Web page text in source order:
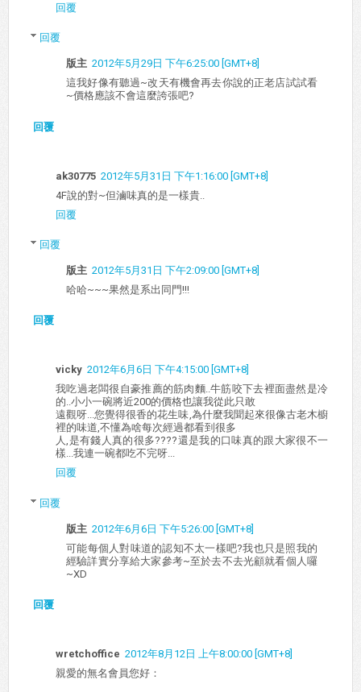
回覆
回覆
版主 2012年5月29日 下午6:25:00 [GMT+8]
這我好像有聽過~改天有機會再去你說的正老店試試看
~價格應該不會這麼誇張吧?
回覆
ak30775 2012年5月31日 下午1:16:00 [GMT+8]
4F說的對~但滷味真的是一樣貴..
回覆
回覆
版主 2012年5月31日 下午2:09:00 [GMT+8]
哈哈~~~果然是系出同門!!!
回覆
vicky 2012年6月6日 下午4:15:00 [GMT+8]
我吃過老闆很自豪推薦的筋肉麵..牛筋咬下去裡面盡然是冷
的..小小一碗將近200的價格也讓我從此只敢
遠觀呀...您覺得很香的花生味,為什麼我聞起來很像古老木櫥
裡的味道,不懂為啥每次經過都看到很多
人,是有錢人真的很多????還是我的口味真的跟大家很不一
樣...我連一碗都吃不完呀...
回覆
回覆
版主 2012年6月6日 下午5:26:00 [GMT+8]
可能每個人對味道的認知不太一樣吧?我也只是照我的
經驗詳實分享給大家參考~至於去不去光顧就看個人囉
~XD
回覆
wretchoffice 2012年8月12日 上午8:00:00 [GMT+8]
親愛的無名會員您好：